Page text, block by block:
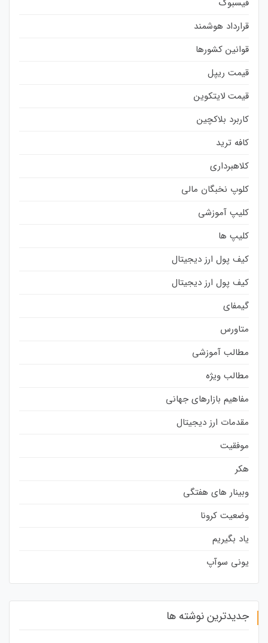
قرارداد هوشمند
قوانین کشورها
قیمت ریپل
قیمت لایتکوین
کاربرد بلاکچین
کافه ترید
کلاهبرداری
کلوپ نخبگان مالی
کلیپ آموزشی
کلیپ ها
کیف پول ارز دیجیتال
کیف پول ارز دیجیتال
گیمفای
متاورس
مطالب آموزشی
مطالب ویژه
مفاهیم بازارهای جهانی
مقدمات ارز دیجیتال
موفقیت
هکر
وبینار های هفتگی
وضعیت کرونا
یاد بگیریم
یونی سوآپ
جدیدترین نوشته ها